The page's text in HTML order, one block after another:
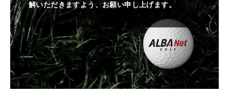
解いただきますよう、お願い申し上げます。